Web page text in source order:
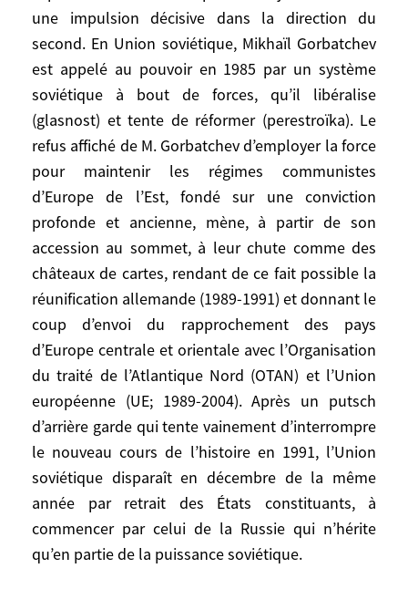
une impulsion décisive dans la direction du
second. En Union soviétique, Mikhaïl Gorbatchev
est appelé au pouvoir en 1985 par un système
soviétique à bout de forces, qu’il libéralise
(glasnost) et tente de réformer (perestroïka). Le
refus affiché de M. Gorbatchev d’employer la force
pour maintenir les régimes communistes
d’Europe de l’Est, fondé sur une conviction
profonde et ancienne, mène, à partir de son
accession au sommet, à leur chute comme des
châteaux de cartes, rendant de ce fait possible la
réunification allemande (1989-1991) et donnant le
coup d’envoi du rapprochement des pays
d’Europe centrale et orientale avec l’Organisation
du traité de l’Atlantique Nord (OTAN) et l’Union
européenne (UE; 1989-2004). Après un putsch
d’arrière garde qui tente vainement d’interrompre
le nouveau cours de l’histoire en 1991, l’Union
soviétique disparaît en décembre de la même
année par retrait des États constituants, à
commencer par celui de la Russie qui n’hérite
qu’en partie de la puissance soviétique.
par-là même, à terme, les équilibres du
monde. Il le fait prudemment («traverser la
rivière en tâtant les pierres») mais de façon
résolue. Élu président des États-Unis la
même année, Ronald Reagan a, quant à lui,
pour objectif de briser la menace
idéologique et militaire soviétique, ainsi
que de déréguler et d’étendre au monde,
avec le soutien ardent de Margaret
Thatcher – élue Premier ministre de
Grande-Bretagne en 1979 – et des plus
grandes entreprises occidentales,
l’économie capitaliste. Il atteint son
premier objectif et donne une impulsion
décisive dans la direction du second. En
Union soviétique, Mikhaïl Gorbatchev est
appelé au pouvoir en 1985 par un système
soviétique à bout de forces, qu’il libéralise
(glasnost) et tente de réformer
(perestroïka). Le refus affiché de M.
Gorbatchev d’employer la force pour
maintenir les régimes communistes
d’Europe de l’Est, fondé sur une conviction
profonde et ancienne, mène, à partir de